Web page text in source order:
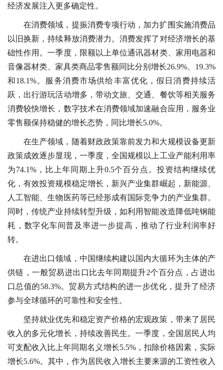
经济发展注入更多确定性。
在消费领域，提振消费专项行动，加力扩围实施消费品
以旧换新，持续释放消费潜力。消费发挥了对经济增长的基
础性作用。一季度，限额以上单位通讯器材类、家用电器和
音像器材类、家具类商品零售额同比分别增长26.9%、19.3%
和18.1%。服务消费市场供给丰富优化，假日消费持续活
跃，出行游玩活动增多，带动文旅、交通、餐饮等相关服务
消费较快增长，数字技术在消费领域加速融合应用，服务业
零售额保持稳健的增长态势，同比增长5.0%。
在生产领域，随着财政政策靠前发力和大规模设备更新
政策成效逐步显现，一季度，全国规模以上工业产能利用率
为74.1%，比上年同期上升0.5个百分点。投资结构继续优
化，有效投资规模稳定增长，新兴产业集群崛起，新能源、
人工智能、生物医药等已经形成有国际竞争力的产业集群。
同时，传统产业持续转型升级，如利用智能改造降低吨钢能
耗，数字化车间普及率进一步提高，推动了行业利润率好
转。
在进出口领域，中国继续构建以国内大循环为主体的产
供链，一般贸易进出口比去年同期提升2个百分点，占进出
口总值的58.3%。贸易方式结构的进一步优化，提升了经济
参与全球循环的可靠性和安全性。
坚持就业优先和稳定资产价格的宏观政策，带来了居民
收入的多元化增长，持续改善民生。一季度，全国居民人均
可支配收入比上年同期名义增长5.5%，扣除价格因素，实际
增长5.6%。其中，作为居民收入增长主要来源的工资性收入